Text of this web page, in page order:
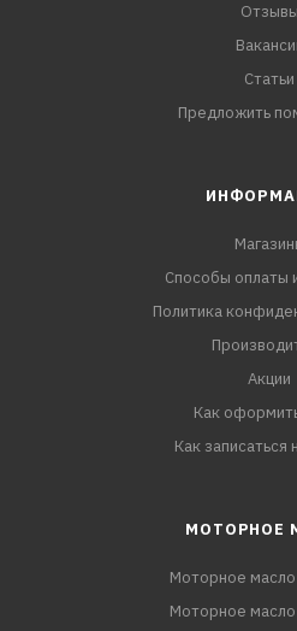
Отзывы
Статьи
Предложить
Способы оплаты
Политика
Акции
Как
Как записаться
МОТОРНОЕ
Моторное
Моторное